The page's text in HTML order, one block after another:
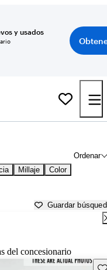
y usados
Ordenar
Millaje Color
Guardar
del concesionario